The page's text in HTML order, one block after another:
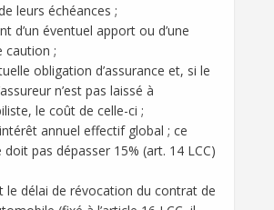
leurs échéances ;
d’un éventuel apport ou d’une
caution ;
obligation d’assurance et, si le
n’est pas laissé à
le coût de celle-ci ;
annuel effectif global ; ce
doit pas dépasser 15% (art. 14 LCC)
le délai de révocation du contrat de